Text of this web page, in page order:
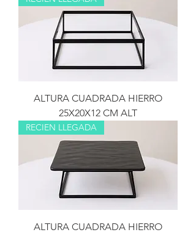
ALTURA CUADRADA HIERRO
25X20X12 CM ALT
RECIEN LLEGADA
ALTURA CUADRADA HIERRO